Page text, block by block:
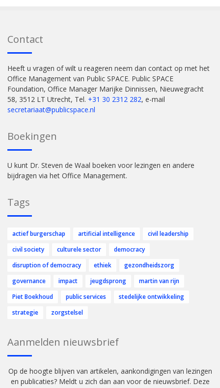
Contact
Heeft u vragen of wilt u reageren neem dan contact op met het
Office Management van Public SPACE. Public SPACE
Foundation, Office Manager Marijke Dinnissen, Nieuwegracht
58, 3512 LT Utrecht, Tel. +31 30 2312 282, e-mail
secretariaat@publicspace.nl
Boekingen
U kunt Dr. Steven de Waal boeken voor lezingen en andere
bijdragen via het Office Management.
Tags
actief burgerschap artificial intelligence
civil leadership
civil society
culturele sector
democracy
disruption of democracy
ethiek
gezondheidszorg
governance
impact jeugdsprong
martin van rijn
Piet Boekhoud
public services
stedelijke ontwikkeling
strategie
zorgstelsel
Aanmelden nieuwsbrief
Op de hoogte blijven van artikelen, aankondigingen van lezingen
en publicaties? Meldt u zich dan aan voor de nieuwsbrief. Deze